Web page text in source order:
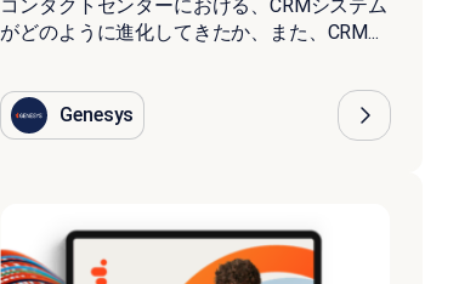
コンタクトセンターにおける、CRMシステム
がどのように進化してきたか、また、CRM...
Genesys